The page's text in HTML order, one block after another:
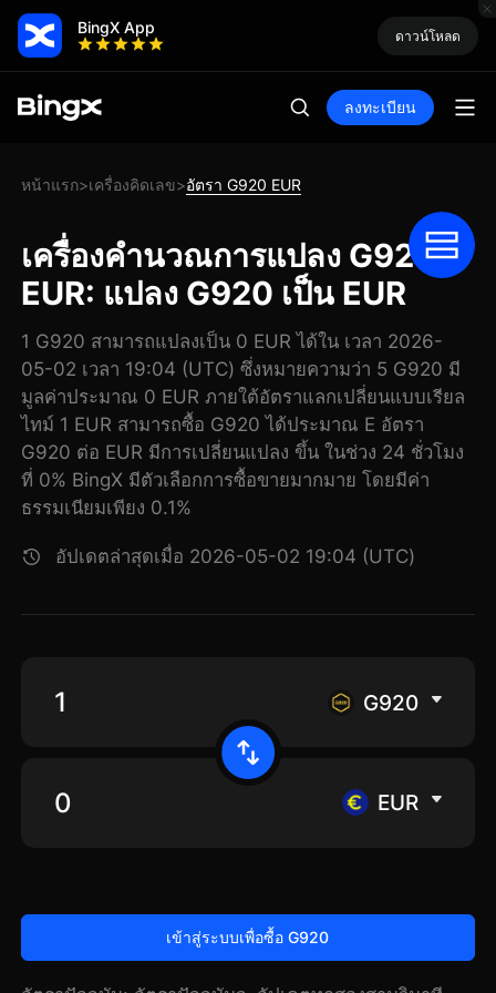
BingX App ดาวน์โหลด
ลงทะเบียน
หน้าแรก>เครื่องคิดเลข>อัตรา G920 EUR
เครื่องคำนวณการแปลง G920
EUR: แปลง G920 เป็น EUR
1 G920 สามารถแปลงเป็น 0 EUR ได้ใน เวลา 2026-
05-02 เวลา 19:04 (UTC) ซึ่งหมายความว่า 5 G920 มี
มูลค่าประมาณ 0 EUR ภายใต้อัตราแลกเปลี่ยนแบบเรียล
ไทม์ 1 EUR สามารถซื้อ G920 ได้ประมาณ E อัตรา
G920 ต่อ EUR มีการเปลี่ยนแปลง ขึ้น ในช่วง 24 ชั่วโมง
ที่ 0% BingX มีตัวเลือกการซื้อขายมากมาย โดยมีค่า
ธรรมเนียมเพียง 0.1%
อัปเดตล่าสุดเมื่อ 2026-05-02 19:04 (UTC)
G920
EUR
เข้าสู่ระบบเพื่อซื้อ G920